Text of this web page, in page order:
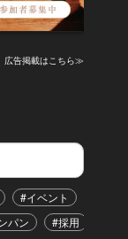
広告掲載はこちら≫
#イベント
パン #採用